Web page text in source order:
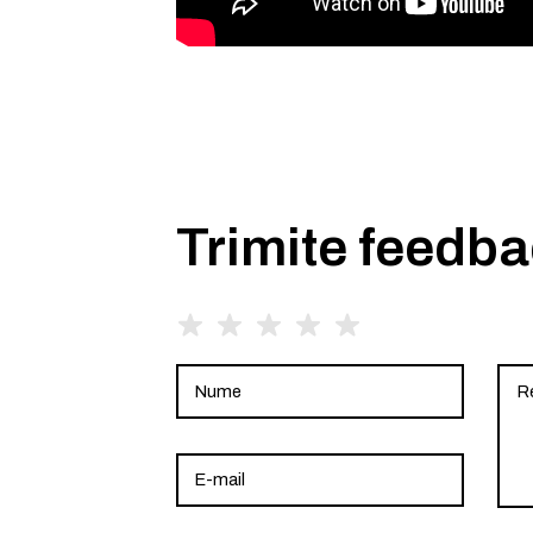
Trimite